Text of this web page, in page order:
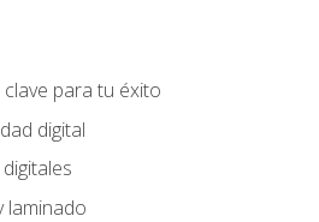
para tu éxito
digital
laminado